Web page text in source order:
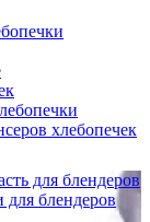
хлебопечек
для блендеров
блендеров